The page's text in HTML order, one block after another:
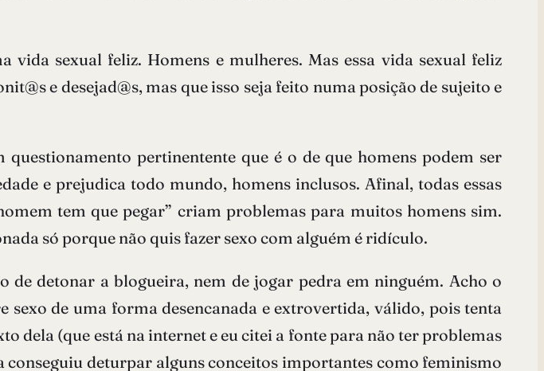
sexual feliz. Homens e mulheres. Mas essa vida sexual feliz
e desejad@s, mas que isso seja feito numa posição de sujeito e
pertinentente que é o de que homens podem ser
e prejudica todo mundo, homens inclusos. Afinal, todas essas
tem que pegar” criam problemas para muitos homens sim.
só porque não quis fazer sexo com alguém é ridículo.
de detonar a blogueira, nem de jogar pedra em ninguém. Acho o
sexo de uma forma desencanada e extrovertida, válido, pois tenta
dela (que está na internet e eu citei a fonte para não ter problemas
deturpar alguns conceitos importantes como feminismo